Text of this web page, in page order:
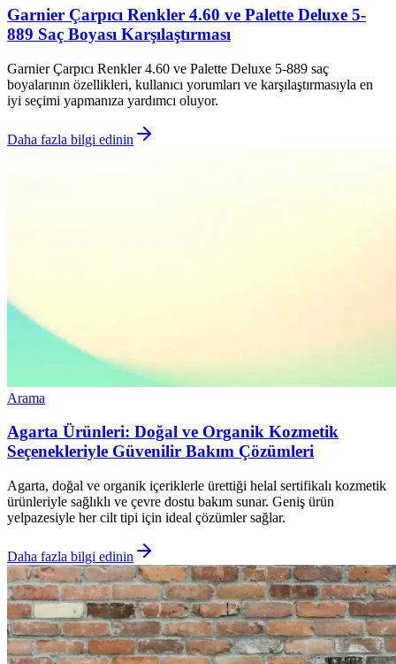
Garnier Çarpıcı Renkler 4.60 ve Palette Deluxe 5-
889 Saç Boyası Karşılaştırması
Garnier Çarpıcı Renkler 4.60 ve Palette Deluxe 5-889 saç
boyalarının özellikleri, kullanıcı yorumları ve karşılaştırmasıyla en
iyi seçimi yapmanıza yardımcı oluyor.
Daha fazla bilgi edinin
Arama
Agarta Ürünleri: Doğal ve Organik Kozmetik
Seçenekleriyle Güvenilir Bakım Çözümleri
Agarta, doğal ve organik içeriklerle ürettiği helal sertifikalı kozmetik
ürünleriyle sağlıklı ve çevre dostu bakım sunar. Geniş ürün
yelpazesiyle her cilt tipi için ideal çözümler sağlar.
Daha fazla bilgi edinin